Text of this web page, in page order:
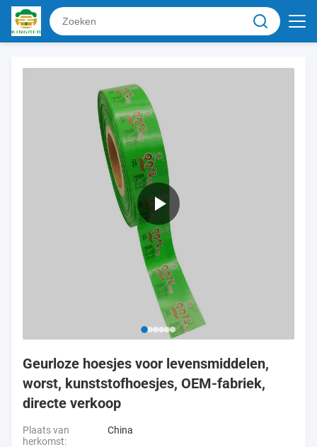
Geurloze hoesjes voor levensmiddelen,
worst, kunststofhoesjes, OEM-fabriek,
directe verkoop
Plaats van
herkomst:
China